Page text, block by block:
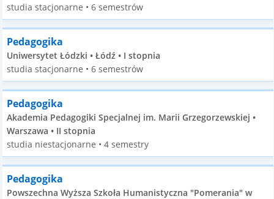
studia stacjonarne • 6 semestrów
Pedagogika
Uniwersytet Łódzki • Łódź • I stopnia
studia stacjonarne • 6 semestrów
Pedagogika
Akademia Pedagogiki Specjalnej im. Marii Grzegorzewskiej •
Warszawa • II stopnia
studia niestacjonarne • 4 semestry
Pedagogika
Powszechna Wyższa Szkoła Humanistyczna "Pomerania" w